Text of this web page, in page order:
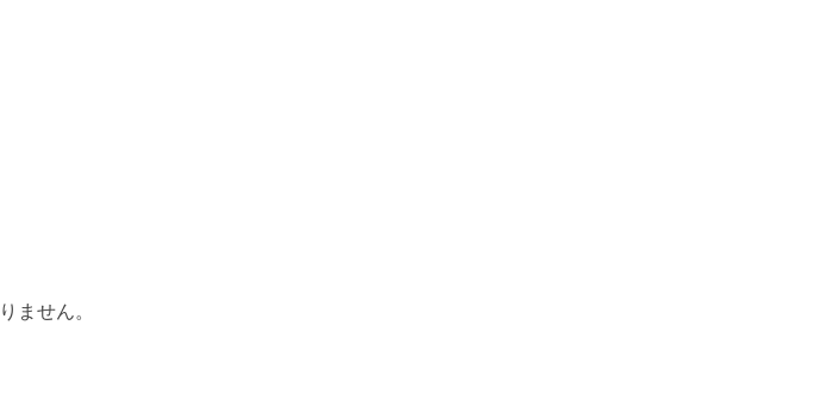
ません。